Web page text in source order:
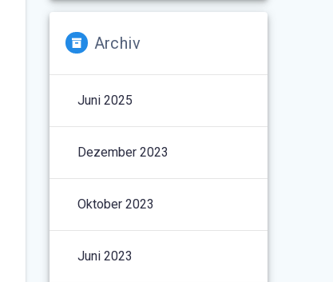
Archiv
Juni 2025
Dezember 2023
Oktober 2023
Juni 2023